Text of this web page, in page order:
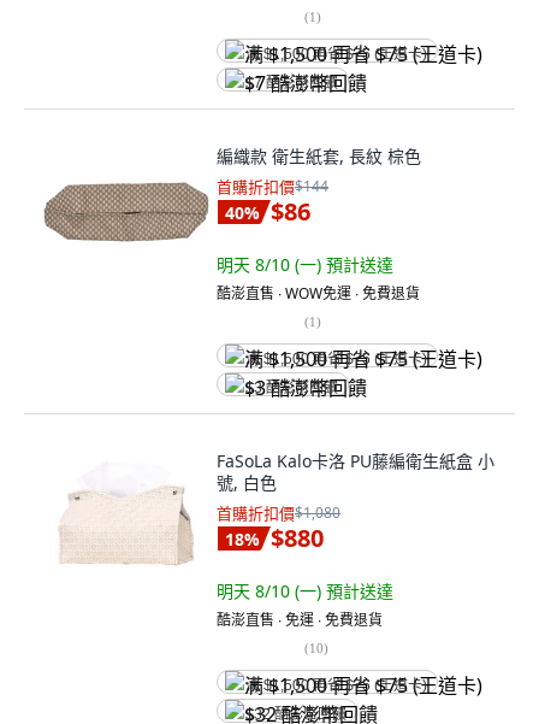
(1)
满 $1,500 再省 $75 (王道卡)
$7 酷澎幣回饋
編織款 衛生紙套, 長紋 棕色
首購折扣價$144
40% $86
明天 8/10 (一) 預計送達
酷澎直售 ∙ WOW免運 ∙ 免費退貨
(1)
满 $1,500 再省 $75 (王道卡)
$3 酷澎幣回饋
FaSoLa Kalo卡洛 PU藤編衛生紙盒 小
號, 白色
首購折扣價$1,080
18% $880
明天 8/10 (一) 預計送達
酷澎直售 ∙ 免運 ∙ 免費退貨
(10)
满 $1,500 再省 $75 (王道卡)
$32 酷澎幣回饋